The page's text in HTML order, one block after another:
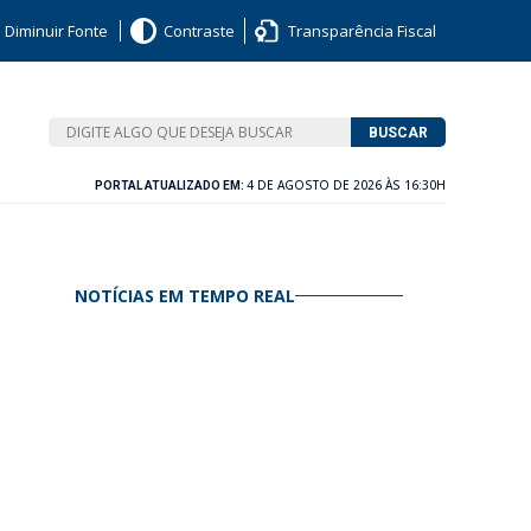
Diminuir Fonte Contraste Transparência Fiscal
BUSCAR
PORTAL ATUALIZADO EM: 4 DE AGOSTO DE 2026 ÀS 16:30H
NOTÍCIAS EM TEMPO REAL